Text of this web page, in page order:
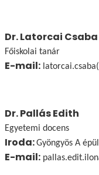
Dr. Latorcai Csaba
Főiskolai tanár
E-mail:
Dr. Pallás Edith
Egyetemi docens
Iroda:Gyöngyös A
E-mail: